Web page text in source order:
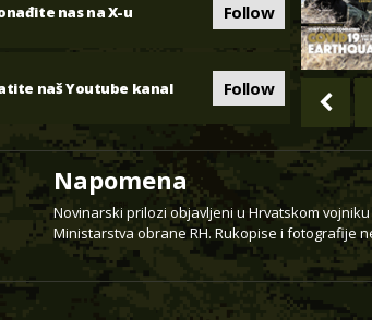
nas na X-u Follow
naš Youtube kanal Follow
Napomena
Novinarski prilozi objavljeni u Hrvatskom
Ministarstva obrane RH. Rukopise i fotografije